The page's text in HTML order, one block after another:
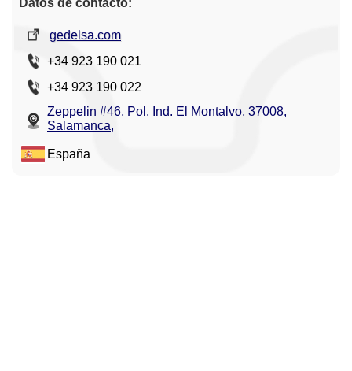
Datos de contacto:
gedelsa.com
+34 923 190 021
+34 923 190 022
Zeppelin #46, Pol. Ind. El Montalvo, 37008,
Salamanca,
España